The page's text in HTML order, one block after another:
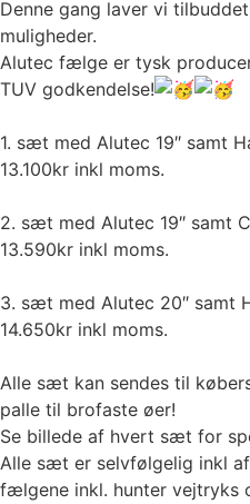
Denne gang laver vi
muligheder.
Alutec fælge er tysk
TUV godkendelse!
1. sæt med Alutec 19″ samt
13.100kr inkl moms.
2. sæt med Alutec 19″ samt
13.590kr inkl moms.
3. sæt med Alutec 20″ samt
14.650kr inkl moms.
Alle sæt kan sendes til
palle til brofaste øer!
Se billede af hvert sæt for
Alle sæt er selvfølgelig inkl
fælgene inkl. hunter vejtryks